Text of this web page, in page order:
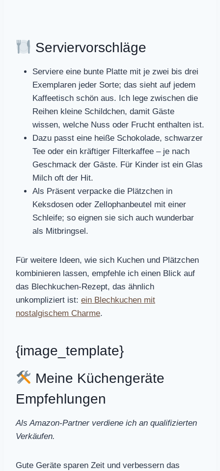
Serviervorschläge
Serviere eine bunte Platte mit je zwei bis drei
Exemplaren jeder Sorte; das sieht auf jedem
Kaffeetisch schön aus. Ich lege zwischen die
Reihen kleine Schildchen, damit Gäste
wissen, welche Nuss oder Frucht enthalten ist.
Dazu passt eine heiße Schokolade, schwarzer
Tee oder ein kräftiger Filterkaffee – je nach
Geschmack der Gäste. Für Kinder ist ein Glas
Milch oft der Hit.
Als Präsent verpacke die Plätzchen in
Keksdosen oder Zellophanbeutel mit einer
Schleife; so eignen sie sich auch wunderbar
als Mitbringsel.
Für weitere Ideen, wie sich Kuchen und Plätzchen
kombinieren lassen, empfehle ich einen Blick auf
das Blechkuchen-Rezept, das ähnlich
unkompliziert ist: ein Blechkuchen mit
nostalgischem Charme.
{image_template}
Meine Küchengeräte
Empfehlungen
Als Amazon-Partner verdiene ich an qualifizierten
Verkäufen.
Gute Geräte sparen Zeit und verbessern das